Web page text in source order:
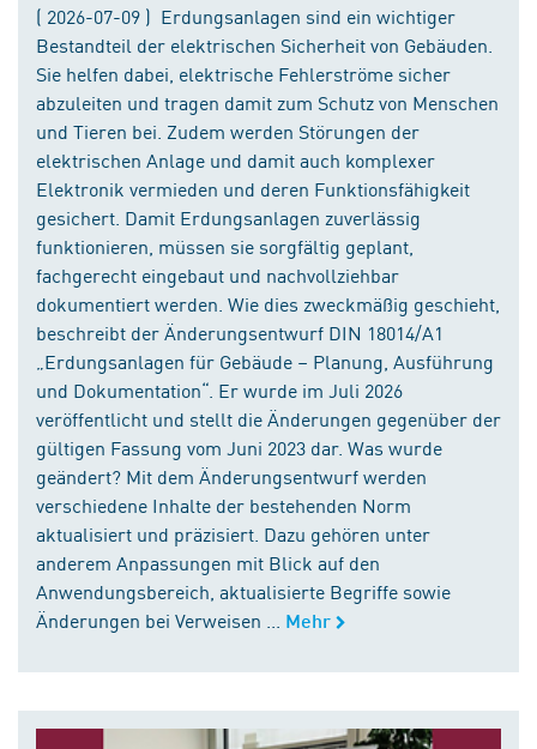
( 2026-07-09 ) Erdungsanlagen sind ein wichtiger
Bestandteil der elektrischen Sicherheit von Gebäuden.
Sie helfen dabei, elektrische Fehlerströme sicher
abzuleiten und tragen damit zum Schutz von Menschen
und Tieren bei. Zudem werden Störungen der
elektrischen Anlage und damit auch komplexer
Elektronik vermieden und deren Funktionsfähigkeit
gesichert. Damit Erdungsanlagen zuverlässig
funktionieren, müssen sie sorgfältig geplant,
fachgerecht eingebaut und nachvollziehbar
dokumentiert werden. Wie dies zweckmäßig geschieht,
beschreibt der Änderungsentwurf DIN 18014/A1
„Erdungsanlagen für Gebäude – Planung, Ausführung
und Dokumentation“. Er wurde im Juli 2026
veröffentlicht und stellt die Änderungen gegenüber der
gültigen Fassung vom Juni 2023 dar. Was wurde
geändert? Mit dem Änderungsentwurf werden
verschiedene Inhalte der bestehenden Norm
aktualisiert und präzisiert. Dazu gehören unter
anderem Anpassungen mit Blick auf den
Anwendungsbereich, aktualisierte Begriffe sowie
Änderungen bei Verweisen ...
Mehr